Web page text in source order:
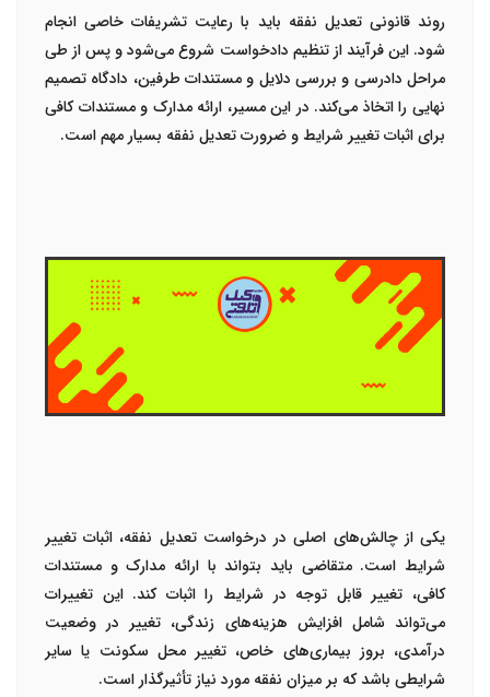
روند قانونی تعدیل نفقه باید با رعایت تشریفات خاصی انجام
شود. این فرآیند از تنظیم دادخواست شروع می‌شود و پس از طی
مراحل دادرسی و بررسی دلایل و مستندات طرفین، دادگاه تصمیم
نهایی را اتخاذ می‌کند. در این مسیر، ارائه مدارک و مستندات کافی
برای اثبات تغییر شرایط و ضرورت تعدیل نفقه بسیار مهم است.
یکی از چالش‌های اصلی در درخواست تعدیل نفقه، اثبات تغییر
شرایط است. متقاضی باید بتواند با ارائه مدارک و مستندات
کافی، تغییر قابل توجه در شرایط را اثبات کند. این تغییرات
می‌تواند شامل افزایش هزینه‌های زندگی، تغییر در وضعیت
درآمدی، بروز بیماری‌های خاص، تغییر محل سکونت یا سایر
شرایطی باشد که بر میزان نفقه مورد نیاز تأثیرگذار است.